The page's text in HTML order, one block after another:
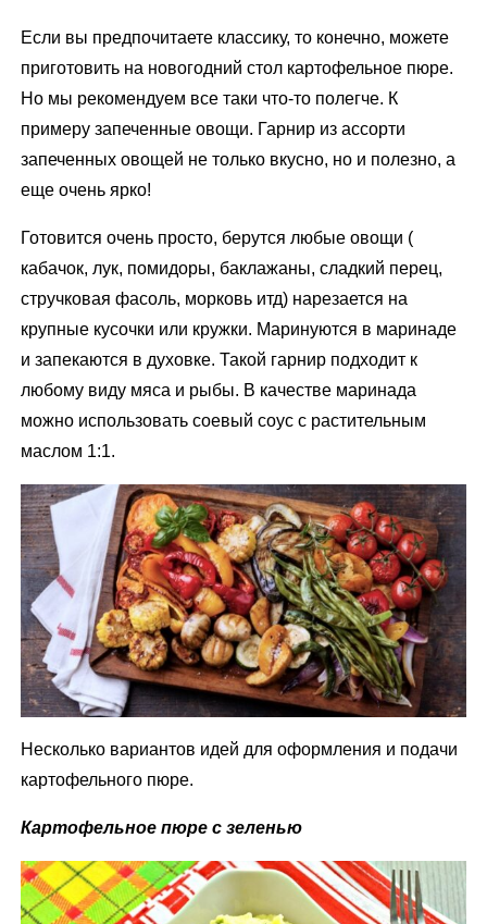
Если вы предпочитаете классику, то конечно, можете
приготовить на новогодний стол картофельное пюре.
Но мы рекомендуем все таки что-то полегче. К
примеру запеченные овощи. Гарнир из ассорти
запеченных овощей не только вкусно, но и полезно, а
еще очень ярко!
Готовится очень просто, берутся любые овощи (
кабачок, лук, помидоры, баклажаны, сладкий перец,
стручковая фасоль, морковь итд) нарезается на
крупные кусочки или кружки. Маринуются в маринаде
и запекаются в духовке. Такой гарнир подходит к
любому виду мяса и рыбы. В качестве маринада
можно использовать соевый соус с растительным
маслом 1:1.
Несколько вариантов идей для оформления и подачи
картофельного пюре.
Картофельное пюре с зеленью